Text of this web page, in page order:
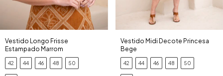
Vestido Longo Frisse
Estampado Marrom
42 44 46 48 50
Vestido Midi Decote Princesa
Bege
42 44 46 48 50